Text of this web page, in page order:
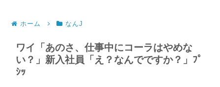
ホーム なんJ
ワイ「あのさ、仕事中にコーラはやめな
い？」新入社員「え？なんでですか？」ﾌﾟ
ｼｯ